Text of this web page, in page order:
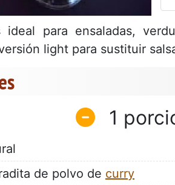
ideal para ensaladas,
light para sustituir
1
de polvo de curry